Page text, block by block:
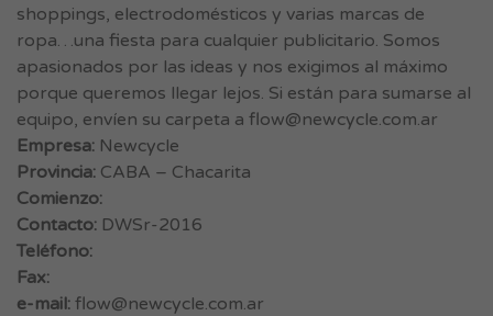
shoppings, electrodomésticos y varias marcas de
ropa…una fiesta para cualquier publicitario. Somos
apasionados por las ideas y nos exigimos al máximo
porque queremos llegar lejos. Si están para sumarse al
equipo, envíen su carpeta a flow@newcycle.com.ar
Empresa: Newcycle
Provincia: CABA – Chacarita
Comienzo:
Contacto: DWSr-2016
Teléfono:
Fax:
e-mail: flow@newcycle.com.ar